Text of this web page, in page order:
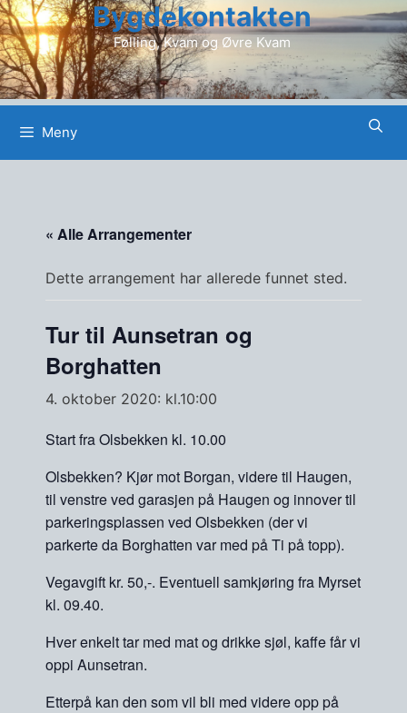
Hopp
til
innhold
Bygdekontakten
Følling, Kvam og Øvre Kvam
Meny
« Alle Arrangementer
Dette arrangement har allerede funnet sted.
Tur til Aunsetran og
Borghatten
4. oktober 2020: kl.10:00
Start fra Olsbekken kl. 10.00
Olsbekken? Kjør mot Borgan, videre til Haugen,
til venstre ved garasjen på Haugen og innover til
parkeringsplassen ved Olsbekken (der vi
parkerte da Borghatten var med på Ti på topp).
Vegavgift kr. 50,-. Eventuell samkjøring fra Myrset
kl. 09.40.
Hver enkelt tar med mat og drikke sjøl, kaffe får vi
oppi Aunsetran.
Etterpå kan den som vil bli med videre opp på